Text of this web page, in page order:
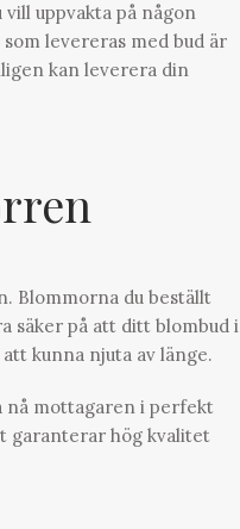
uppvakta på någon
levereras med bud är
kan leverera din
Blommorna du beställt
säker på att ditt blombud i
kunna njuta av länge.
nå mottagaren i perfekt
garanterar hög kvalitet